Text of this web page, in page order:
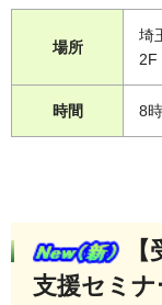
場所
埼
2F
時間 8
支援セミ